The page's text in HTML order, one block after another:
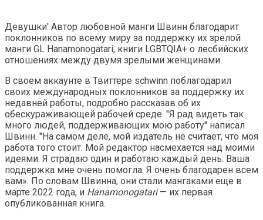
Девушки' Автор любовной манги Швинн благодарит
поклонников по всему миру за поддержку их зрелой
манги GL Hanamonogatari, книги LGBTQIA+ о лесбийских
отношениях между двумя зрелыми женщинами.
В своем аккаунте в Твиттере schwinn поблагодарил
своих международных поклонников за поддержку их
недавней работы, подробно рассказав об их
обескураживающей рабочей среде. "Я рад видеть так
много людей, поддерживающих мою работу" написал
Швинн. "На самом деле, мой издатель не считает, что моя
работа того стоит. Мой редактор насмехается над моими
идеями. Я страдаю один и работаю каждый день. Ваша
поддержка мне очень помогла. Я очень благодарен всем
вам». По словам Швинна, они стали мангаками еще в
марте 2022 года, и Hanamonogatari— их первая
опубликованная книга.